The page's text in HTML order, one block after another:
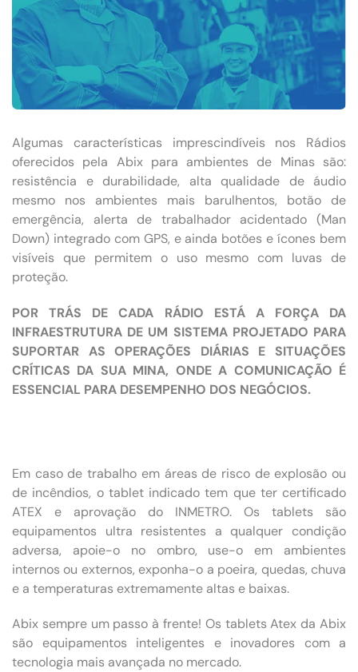
Algumas características imprescindíveis nos Rádios
oferecidos pela Abix para ambientes de Minas são:
resistência e durabilidade, alta qualidade de áudio
mesmo nos ambientes mais barulhentos, botão de
emergência, alerta de trabalhador acidentado (Man
Down) integrado com GPS, e ainda botões e ícones bem
visíveis que permitem o uso mesmo com luvas de
proteção.
POR TRÁS DE CADA RÁDIO ESTÁ A FORÇA DA
INFRAESTRUTURA DE UM SISTEMA PROJETADO PARA
SUPORTAR AS OPERAÇÕES DIÁRIAS E SITUAÇÕES
CRÍTICAS DA SUA MINA, ONDE A COMUNICAÇÃO É
ESSENCIAL PARA DESEMPENHO DOS NEGÓCIOS.
Em caso de trabalho em áreas de risco de explosão ou
de incêndios, o tablet indicado tem que ter certificado
ATEX e aprovação do INMETRO. Os tablets são
equipamentos ultra resistentes a qualquer condição
adversa, apoie-o no ombro, use-o em ambientes
internos ou externos, exponha-o a poeira, quedas, chuva
e a temperaturas extremamente altas e baixas.
Abix sempre um passo à frente! Os tablets Atex da Abix
são equipamentos inteligentes e inovadores com a
tecnologia mais avançada no mercado.